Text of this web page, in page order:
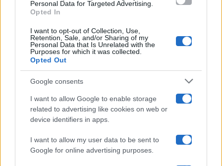
Personal Data for Targeted Advertising.
Opted In
I want to opt-out of Collection, Use,
Retention, Sale, and/or Sharing of my
Personal Data that Is Unrelated with the
Purposes for which it was collected.
Opted Out
Google consents
I want to allow Google to enable storage
related to advertising like cookies on web or
device identifiers in apps.
I want to allow my user data to be sent to
Google for online advertising purposes.
Ballando Con Le Stelle
Grande Fratello
Isola Dei Famosi
Uomini E Donne
Maste S.r.l.